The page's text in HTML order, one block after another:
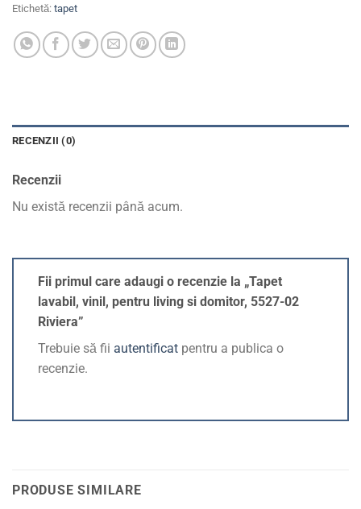
Etichetă: tapet
RECENZII (0)
Recenzii
Nu există recenzii până acum.
Fii primul care adaugi o recenzie la „Tapet
lavabil, vinil, pentru living si domitor, 5527-02
Riviera”
Trebuie să fii autentificat pentru a publica o
recenzie.
PRODUSE SIMILARE